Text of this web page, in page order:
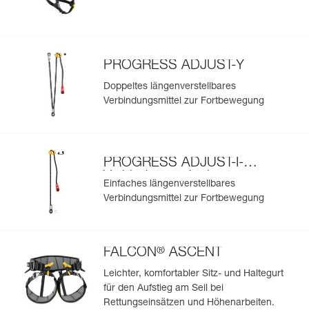
PROGRESS ADJUST-Y
Doppeltes längenverstellbares
Verbindungsmittel zur Fortbewegung
PROGRESS ADJUST-I-
Verbindungsmittel zur
Fortbewegung
Einfaches längenverstellbares
Verbindungsmittel zur Fortbewegung
FALCON® ASCENT
Leichter, komfortabler Sitz- und Haltegurt
für den Aufstieg am Seil bei
Rettungseinsätzen und Höhenarbeiten.